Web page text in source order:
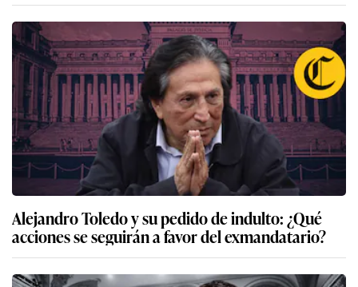
Alejandro Toledo y su pedido de indulto: ¿Qué
acciones se seguirán a favor del exmandatario?